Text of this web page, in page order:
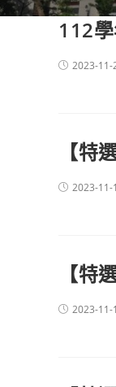
112
Post2023-11-
【特
Post2023-11-
【特
Post2023-11-